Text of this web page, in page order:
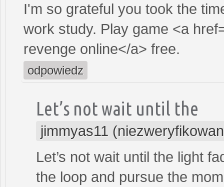
I'm so grateful you took the
work study. Play game <a
revenge online</a> free.
odpowiedz
Let’s not wait until the
jimmyas11
Let’s not wait until the light
the loop and pursue the